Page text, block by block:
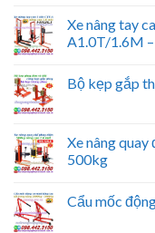
Xe nâng tay
A1.0T/1.6M
Bộ kẹp gắp
Xe nâng
500kg
Cẩu mốc